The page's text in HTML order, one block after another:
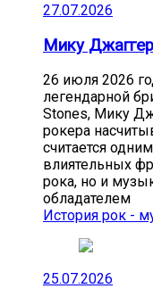
27.07.2026
Мику
26 июля 2026
легендарной
Stones, Мику
рокера
считается
влиятельных
рока, но и
обладателем
История рок -
25.07.2026